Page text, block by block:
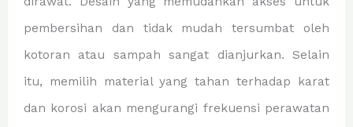
pembersihan dan tidak mudah tersumbat oleh
kotoran atau sampah sangat dianjurkan. Selain
itu, memilih material yang tahan terhadap karat
dan korosi akan mengurangi frekuensi perawatan